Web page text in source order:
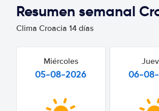
Resumen semanal
Clima Croacia 14 días
Miércoles
05-08-2026 06-